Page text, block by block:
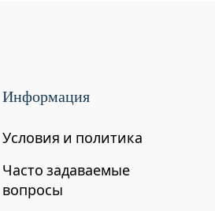
Информация
Условия и политика
Часто задаваемые
вопросы